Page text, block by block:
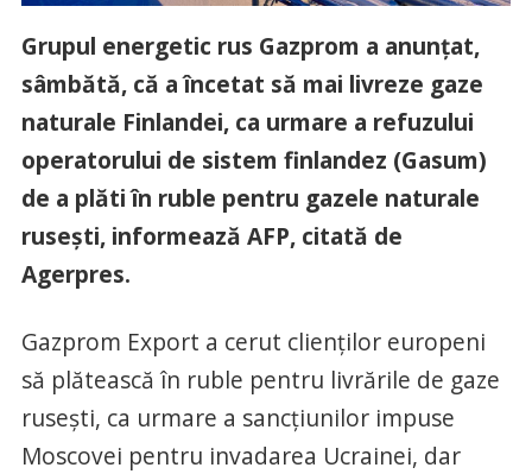
Grupul energetic rus Gazprom a anunţat,
sâmbătă, că a încetat să mai livreze gaze
naturale Finlandei, ca urmare a refuzului
operatorului de sistem finlandez (Gasum)
de a plăti în ruble pentru gazele naturale
ruseşti, informează AFP, citată de
Agerpres.
Gazprom Export a cerut clienţilor europeni
să plătească în ruble pentru livrările de gaze
ruseşti, ca urmare a sancţiunilor impuse
Moscovei pentru invadarea Ucrainei, dar